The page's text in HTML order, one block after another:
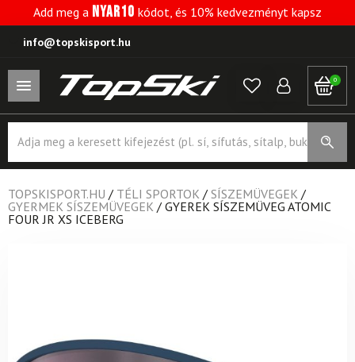
Add meg a NYAR10 kódot, és 10% kedvezményt kapsz
info@topskisport.hu
0
search
TOPSKISPORT.HU / TÉLI SPORTOK / SÍSZEMÜVEGEK /
GYERMEK SÍSZEMÜVEGEK / GYEREK SÍSZEMÜVEG ATOMIC
FOUR JR XS ICEBERG